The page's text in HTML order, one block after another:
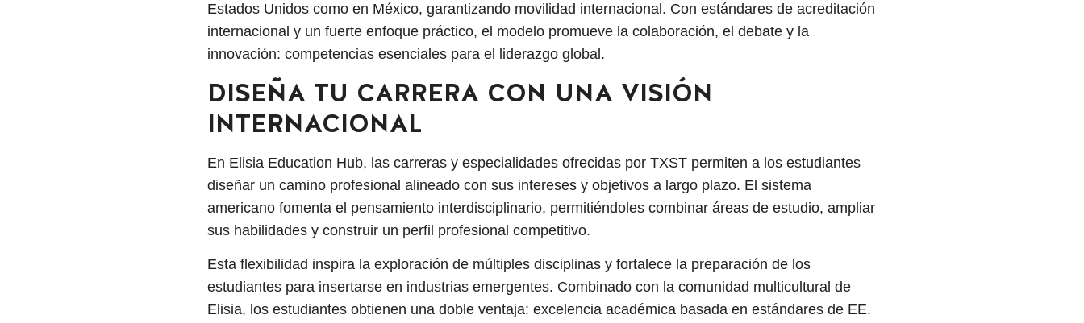
Estados Unidos como en México, garantizando movilidad internacional. Con estándares de acreditación
internacional y un fuerte enfoque práctico, el modelo promueve la colaboración, el debate y la
innovación: competencias esenciales para el liderazgo global.
DISEÑA TU CARRERA CON UNA VISIÓN
INTERNACIONAL
En Elisia Education Hub, las carreras y especialidades ofrecidas por TXST permiten a los estudiantes
diseñar un camino profesional alineado con sus intereses y objetivos a largo plazo. El sistema
americano fomenta el pensamiento interdisciplinario, permitiéndoles combinar áreas de estudio, ampliar
sus habilidades y construir un perfil profesional competitivo.
Esta flexibilidad inspira la exploración de múltiples disciplinas y fortalece la preparación de los
estudiantes para insertarse en industrias emergentes. Combinado con la comunidad multicultural de
Elisia, los estudiantes obtienen una doble ventaja: excelencia académica basada en estándares de EE.